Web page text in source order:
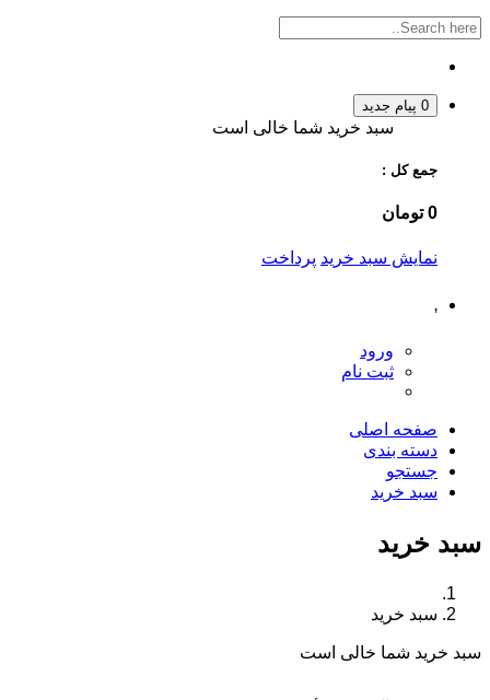
0 پیام جدید
سبد خرید شما خالی است
جمع کل :
0 تومان
نمایش سبد خرید پرداخت
,
ورود
ثبت نام
صفحه اصلی
دسته بندی
جستجو
سبد خرید
سبد خرید
سبد خرید
سبد خرید شما خالی است